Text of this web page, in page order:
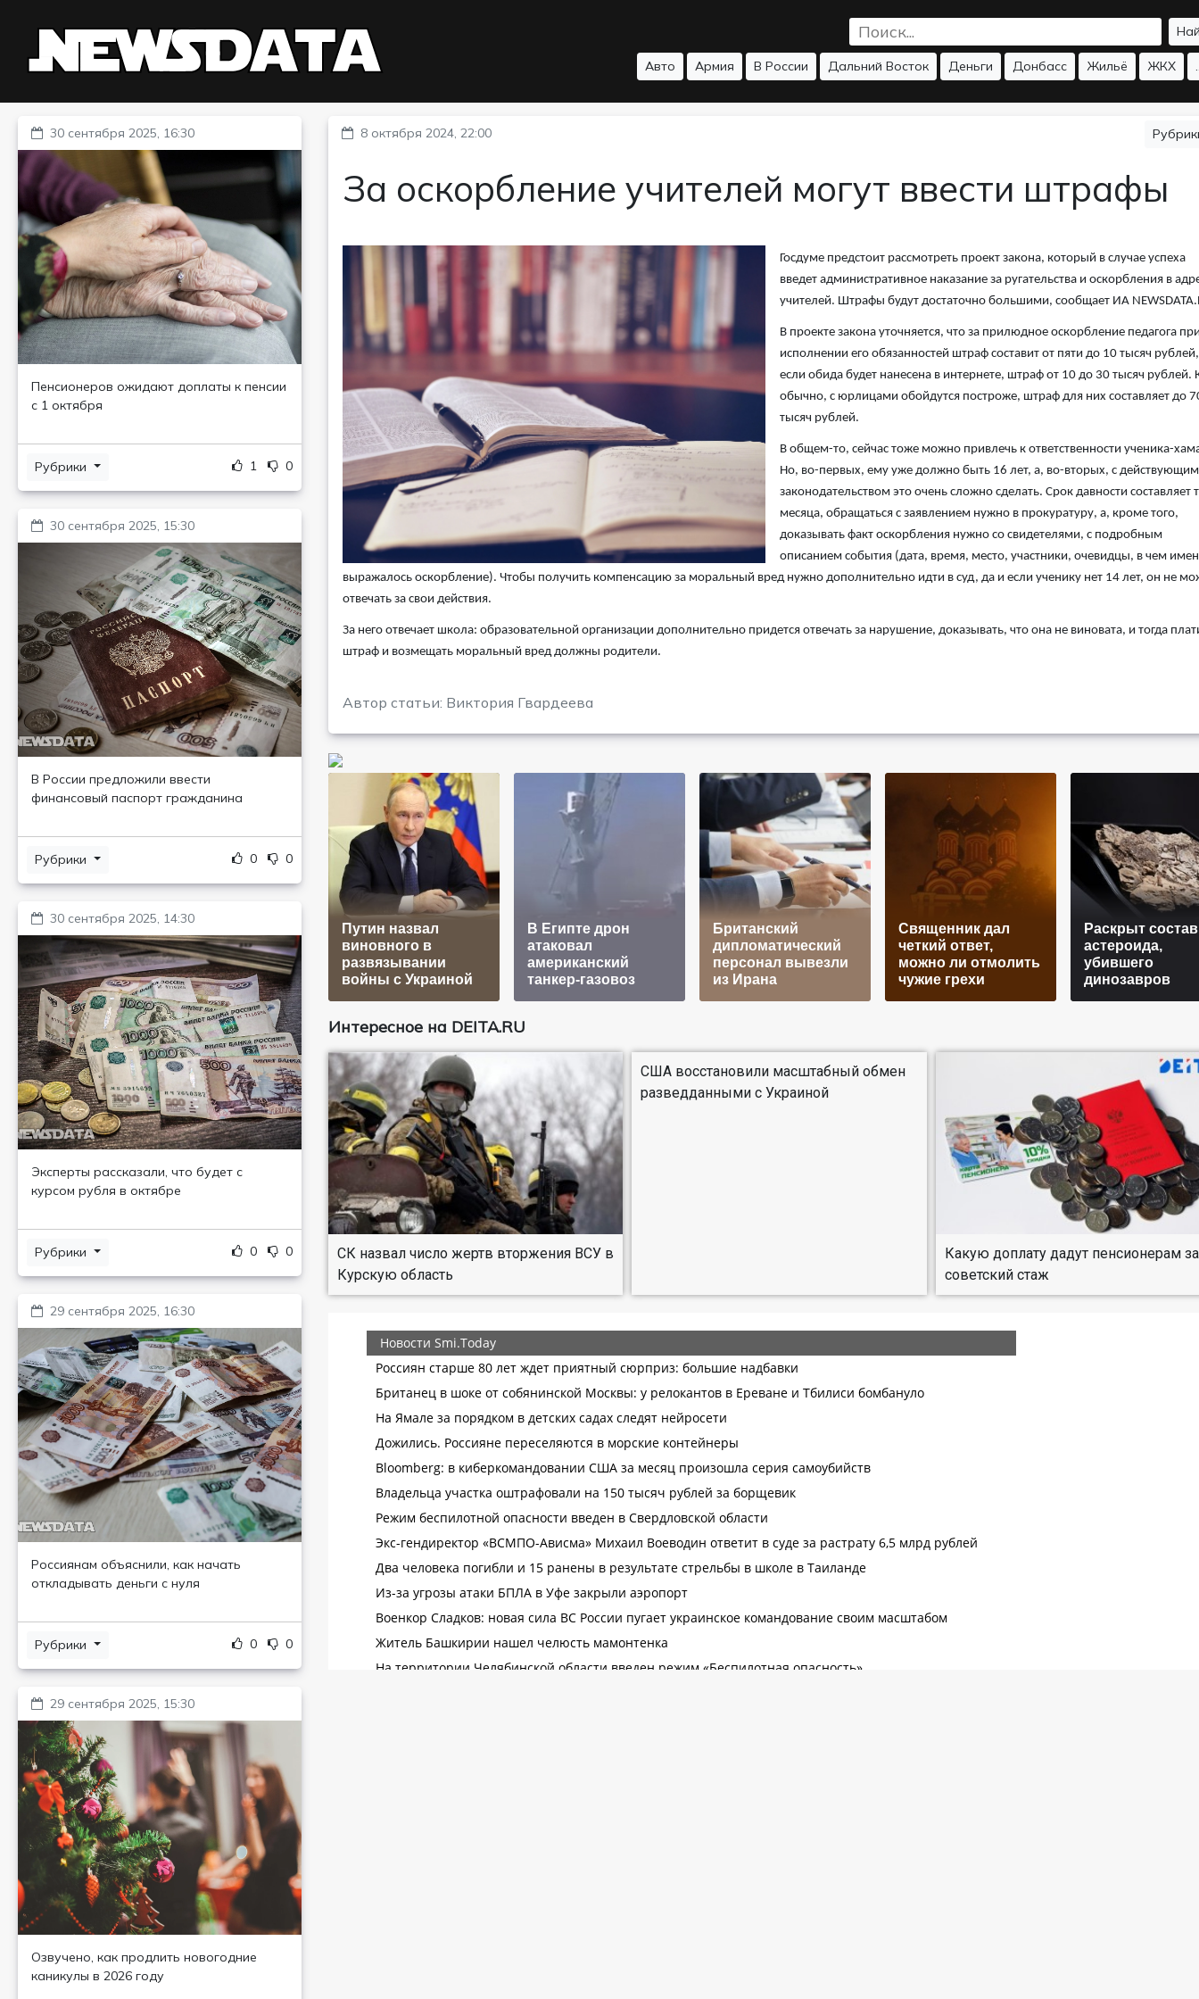
Авто Армия В России Дальний Восток Деньги Донбасс Жильё ЖКХ
30 сентября 2025, 16:30
Пенсионеров ожидают доплаты к пенсии
с 1 октября
Рубрики 1 0
30 сентября 2025, 15:30
В России предложили ввести
финансовый паспорт гражданина
Рубрики 0 0
30 сентября 2025, 14:30
Эксперты рассказали, что будет с
курсом рубля в октябре
Рубрики 0 0
29 сентября 2025, 16:30
Россиянам объяснили, как начать
откладывать деньги с нуля
Рубрики 0 0
29 сентября 2025, 15:30
Озвучено, как продлить новогодние
каникулы в 2026 году
8 октября 2024, 22:00
За оскорбление учителей могут ввести штрафы
Госдуме предстоит рассмотреть проект закона, который в случае успеха
введет административное наказание за ругательства и оскорбления в
учителей. Штрафы будут достаточно большими, сообщает ИА
В проекте закона уточняется, что за прилюдное оскорбление педагога
исполнении его обязанностей штраф составит от пяти до 10 тысяч рублей,
если обида будет нанесена в интернете, штраф от 10 до 30 тысяч рублей.
обычно, с юрлицами обойдутся построже, штраф для них составляет до
тысяч рублей.
В общем-то, сейчас тоже можно привлечь к ответственности ученика-
Но, во-первых, ему уже должно быть 16 лет, а, во-вторых, с действующим
законодательством это очень сложно сделать. Срок давности составляет
месяца, обращаться с заявлением нужно в прокуратуру, а, кроме того,
доказывать факт оскорбления нужно со свидетелями, с подробным
описанием события (дата, время, место, участники, очевидцы, в чем
выражалось оскорбление). Чтобы получить компенсацию за моральный вред нужно дополнительно идти в суд, да и если ученику нет 14 лет, он не
отвечать за свои действия.
За него отвечает школа: образовательной организации дополнительно придется отвечать за нарушение, доказывать, что она не виновата, и тогда
штраф и возмещать моральный вред должны родители.
Автор статьи: Виктория Гвардеева
Путин назвал
виновного в
развязывании
войны с Украиной
В Египте дрон
атаковал
американский
танкер-газовоз
Британский
дипломатический
персонал вывезли
из Ирана
Священник дал
четкий ответ,
можно ли отмолить
чужие грехи
Раскрыт состав
астероида,
убившего
динозавров
Интересное на DEITA.RU
СК назвал число жертв вторжения ВСУ в
Курскую область
США восстановили масштабный обмен
разведданными с Украиной
Какую доплату дадут пенсионерам за
советский стаж